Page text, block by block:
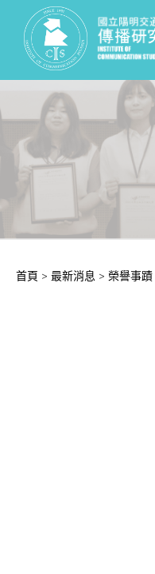
首頁 > 最新消息 > 榮譽事蹟